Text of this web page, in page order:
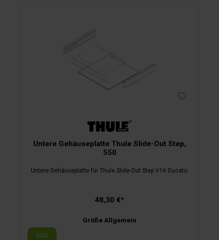
Untere Gehäuseplatte Thule Slide-Out Step,
550
Untere Gehäuseplatte für Thule Slide-Out Step V16 Ducato.
48,30 €*
Größe Allgemein
550